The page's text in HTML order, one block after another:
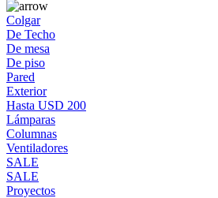
Colgar
De Techo
De mesa
De piso
Pared
Exterior
Hasta USD 200
Lámparas
Columnas
Ventiladores
SALE
SALE
Proyectos